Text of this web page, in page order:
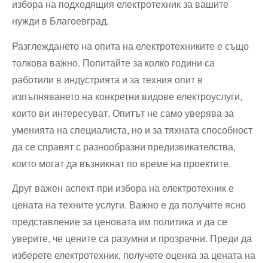
избора на подходящия електротехник за вашите
нужди в Благоевград.
Разглеждането на опита на електротехниките е също
толкова важно. Попитайте за колко години са
работили в индустрията и за техния опит в
изпълняването на конкретни видове електроуслуги,
които ви интересуват. Опитът не само уверява за
уменията на специалиста, но и за тяхната способност
да се справят с разнообразни предизвикателства,
които могат да възникнат по време на проектите.
Друг важен аспект при избора на електротехник е
цената на техните услуги. Важно е да получите ясно
представление за ценовата им политика и да се
уверите, че цените са разумни и прозрачни. Преди да
изберете електротехник, получете оценка за цената на